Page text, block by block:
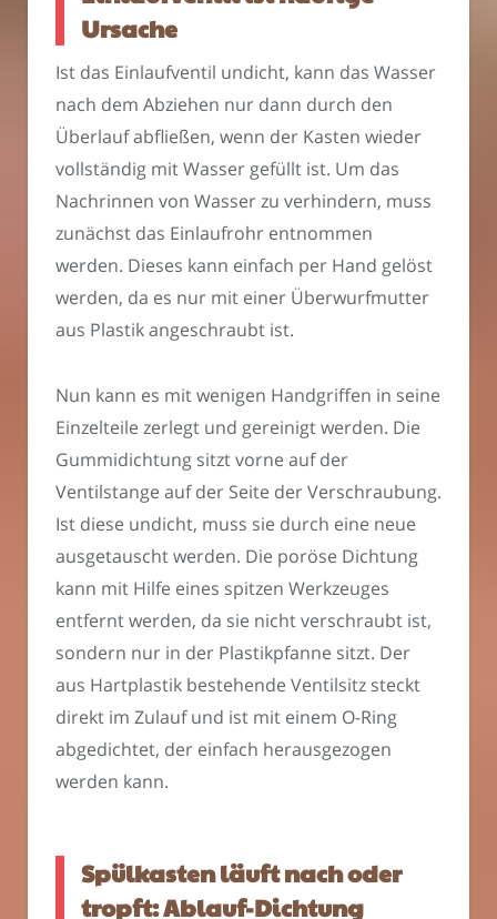
Ursache
Ist das Einlaufventil undicht, kann das Wasser
nach dem Abziehen nur dann durch den
Überlauf abfließen, wenn der Kasten wieder
vollständig mit Wasser gefüllt ist. Um das
Nachrinnen von Wasser zu verhindern, muss
zunächst das Einlaufrohr entnommen
werden. Dieses kann einfach per Hand gelöst
werden, da es nur mit einer Überwurfmutter
aus Plastik angeschraubt ist.
Nun kann es mit wenigen Handgriffen in seine
Einzelteile zerlegt und gereinigt werden. Die
Gummidichtung sitzt vorne auf der
Ventilstange auf der Seite der Verschraubung.
Ist diese undicht, muss sie durch eine neue
ausgetauscht werden. Die poröse Dichtung
kann mit Hilfe eines spitzen Werkzeuges
entfernt werden, da sie nicht verschraubt ist,
sondern nur in der Plastikpfanne sitzt. Der
aus Hartplastik bestehende Ventilsitz steckt
direkt im Zulauf und ist mit einem O-Ring
abgedichtet, der einfach herausgezogen
werden kann.
Spülkasten läuft nach oder
tropft: Ablauf-Dichtung